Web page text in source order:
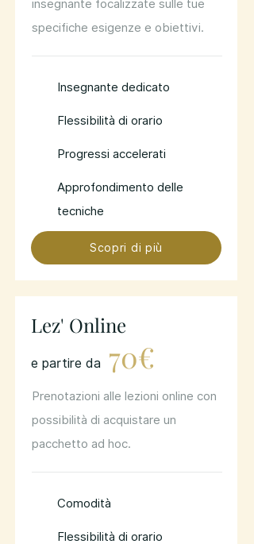
insegnante focalizzate sulle tue
specifiche esigenze e obiettivi.
Insegnante dedicato
Flessibilità di orario
Progressi accelerati
Approfondimento delle
tecniche
Scopri di più
Lez' Online
e partire da 70€
Prenotazioni alle lezioni online con
possibilità di acquistare un
pacchetto ad hoc.
Comodità
Flessibilità di orario